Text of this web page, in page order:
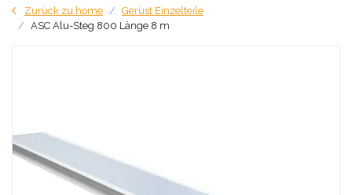
Zurück zu home
Gerüst Einzelteile
ASC Alu-Steg 800 Länge 8 m